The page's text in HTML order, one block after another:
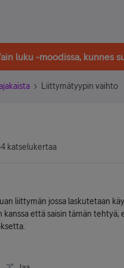
luku -moodissa, kunnes
Liittymätyypin vaihto
katselukertaa
liittymän jossa laskutetaan
että saisin tämän tehtyä,